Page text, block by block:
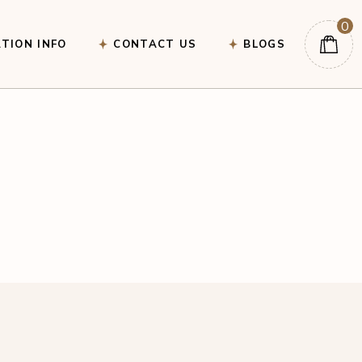
INFO CONTACT US BLOGS
0